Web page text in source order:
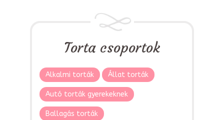
Torta csoportok
Alkalmi torták Állat torták
Autó torták gyerekeknek
Ballagás torták